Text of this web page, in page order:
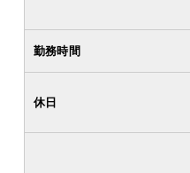
勤務時間
休日